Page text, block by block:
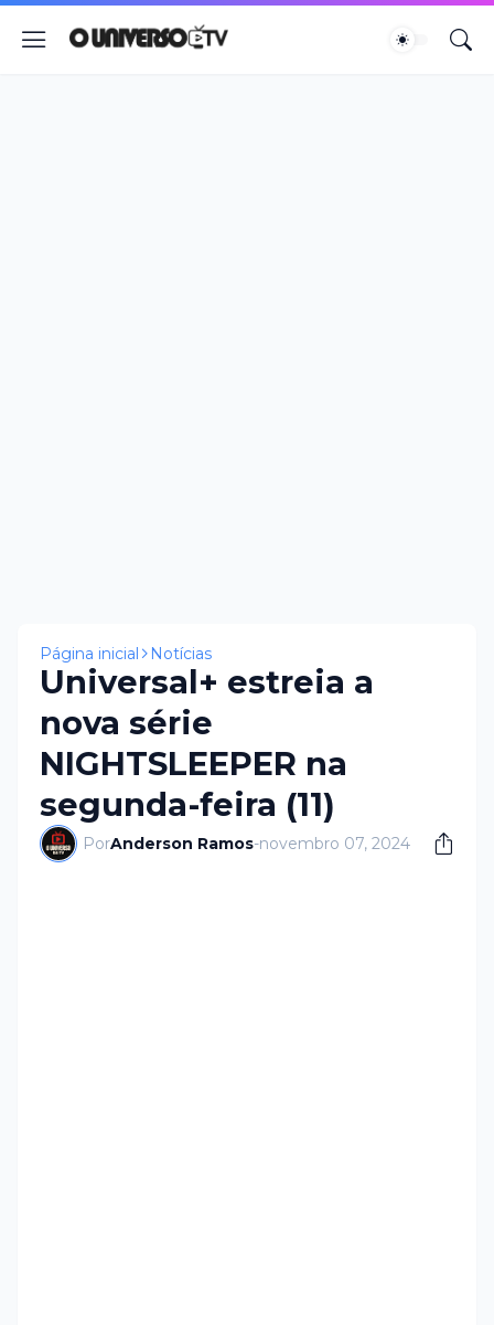
Página inicial Notícias
Universal+ estreia a
nova série
NIGHTSLEEPER na
segunda-feira (11)
PorAnderson Ramos-novembro 07, 2024